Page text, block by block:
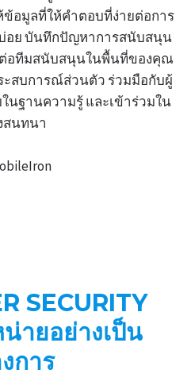
อมูลที่ให้คำตอบที่ง่ายต่อการ
อย บันทึกปัญหาการสนับสนุน
ต่อทีมสนับสนุนในพื้นที่ของคุณ
ะสบการณ์ส่วนตัว ร่วมมือกับผู้
ฐานความรู้ และเข้าร่วมใน
สนทนา
SECURITY
ายอย่างเป็น
การ